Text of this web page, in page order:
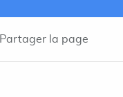
Partager la page